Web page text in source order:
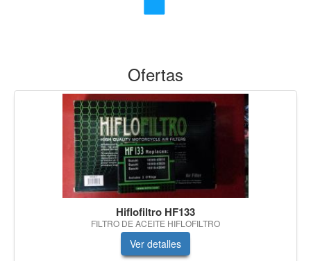
Ofertas
Hiflofiltro HF133
FILTRO DE ACEITE HIFLOFILTRO
Ver detalles